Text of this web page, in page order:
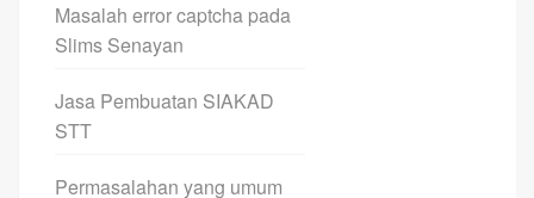
Masalah error captcha pada
Slims Senayan
Jasa Pembuatan SIAKAD
STT
Permasalahan yang umum